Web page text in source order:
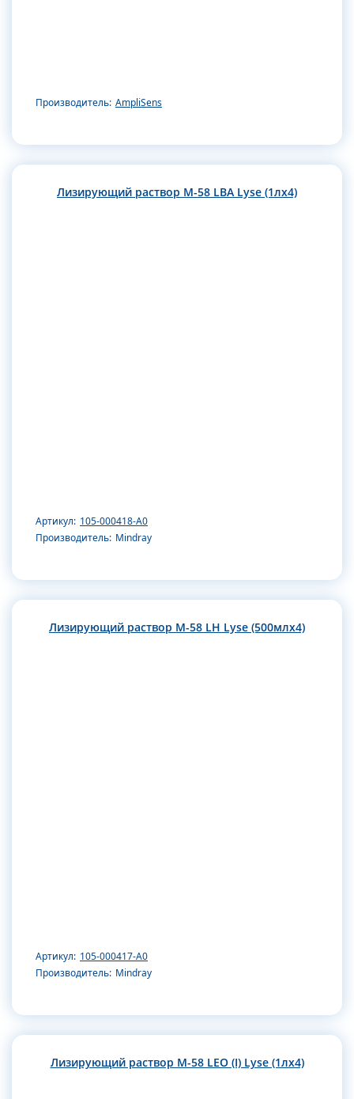
Производитель: AmpliSens
Лизирующий раствор M-58 LBA Lyse (1лx4)
Артикул: 105-000418-А0
Производитель: Mindray
Лизирующий раствор M-58 LH Lyse (500млx4)
Артикул: 105-000417-А0
Производитель: Mindray
Лизирующий раствор M-58 LEO (I) Lyse (1лx4)